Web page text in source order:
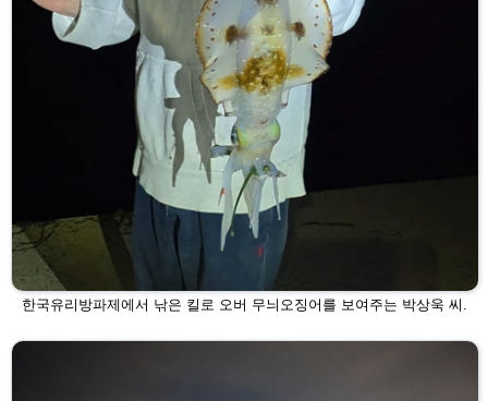
한국유리방파제에서 낚은 킬로 오버 무늬오징어를 보여주는 박상욱 씨.